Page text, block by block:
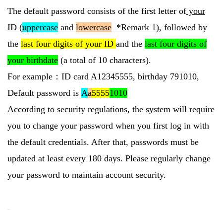
The default password consists of the first letter of your
ID (uppercase and lowercase *Remark 1), followed by
the last four digits of your ID and the last four digits of
your birthdate (a total of 10 characters).
For example：ID card A12345555, birthday 791010,
Default password is Aa55551010
According to security regulations, the system will require
you to change your password when you first log in with
the default credentials. After that, passwords must be
updated at least every 180 days. Please regularly change
your password to maintain account security.